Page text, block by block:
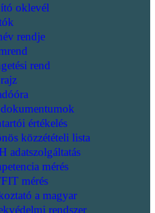
oklevél
rendje
rend
értékelés
közzétételi lista
adatszolgáltatás
mérés
mérés
a magyar
rendszer